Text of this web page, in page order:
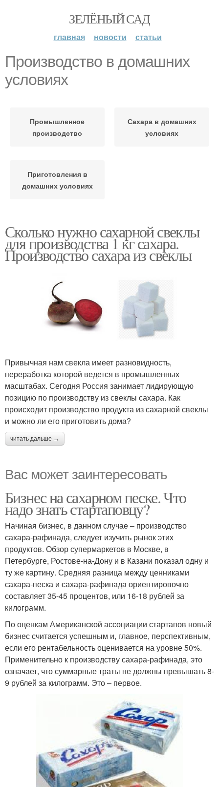
ЗЕЛЁНЫЙ САД
главная новости статьи
Производство в домашних
условиях
Промышленное
производство
Сахара в домашних
условиях
Приготовления в
домашних условиях
Сколько нужно сахарной свеклы
для производства 1 кг сахара.
Производство сахара из свеклы
Привычная нам свекла имеет разновидность,
переработка которой ведется в промышленных
масштабах. Сегодня Россия занимает лидирующую
позицию по производству из свеклы сахара. Как
происходит производство продукта из сахарной свеклы
и можно ли его приготовить дома?
читать дальше →
Вас может заинтересовать
Бизнес на сахарном песке. Что
надо знать стартаповцу?
Начиная бизнес, в данном случае – производство
сахара-рафинада, следует изучить рынок этих
продуктов. Обзор супермаркетов в Москве, в
Петербурге, Ростове-на-Дону и в Казани показал одну и
ту же картину. Средняя разница между ценниками
сахара-песка и сахара-рафинада ориентировочно
составляет 35-45 процентов, или 16-18 рублей за
килограмм.
По оценкам Американской ассоциации стартапов новый
бизнес считается успешным и, главное, перспективным,
если его рентабельность оценивается на уровне 50%.
Применительно к производству сахара-рафинада, это
означает, что суммарные траты не должны превышать 8-
9 рублей за килограмм. Это – первое.